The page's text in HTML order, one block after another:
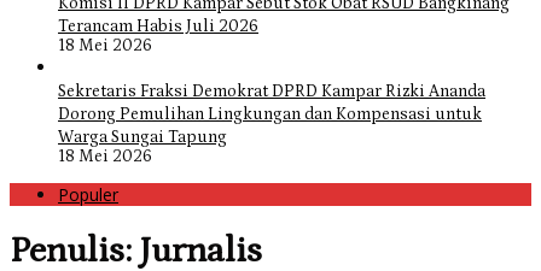
Komisi II DPRD Kampar Sebut Stok Obat RSUD Bangkinang
Terancam Habis Juli 2026
18 Mei 2026
Sekretaris Fraksi Demokrat DPRD Kampar Rizki Ananda
Dorong Pemulihan Lingkungan dan Kompensasi untuk
Warga Sungai Tapung
18 Mei 2026
Populer
Penulis: Jurnalis